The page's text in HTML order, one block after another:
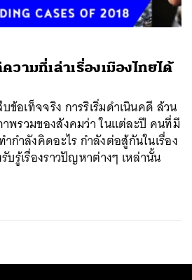
ามที่เล่าเรื่องเมืองไทยได้
อเท็จจริง การริเริ่มดำเนินคดี ล้วน
พรวมของสังคมว่า ในแต่ละปี คนที่มี
กำลังคิดอะไร กำลังต่อสู้กันในเรื่อง
บรู้เรื่องราวปัญหาต่างๆ เหล่านั้น
LINE EMAIL